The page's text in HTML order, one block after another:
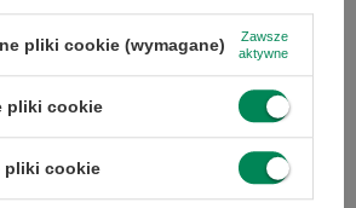
w czymś upewnić lub
pytanie?
z naszej pomocy!
pliki cookie (wymagane)
Zawsze
aktywne
pliki cookie
pliki cookie